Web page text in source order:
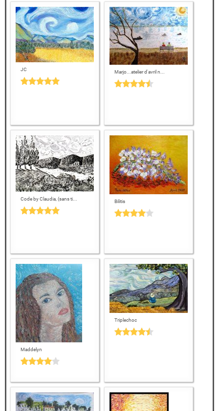
JC Marjo...atelier d'avril n...
Code by Claudia, (sans ti... Bilitis
Maddelyn
Triplechoc